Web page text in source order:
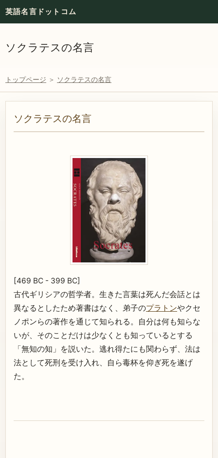
英語名言ドットコム
ソクラテスの名言
トップページ ＞ ソクラテスの名言
ソクラテスの名言
[469 BC - 399 BC]
古代ギリシアの哲学者。生きた言葉は死んだ会話とは
異なるとしたため著書はなく、弟子のプラトンやクセ
ノポンらの著作を通じて知られる。自分は何も知らな
いが、そのことだけは少なくとも知っているとする
「無知の知」を説いた。逃れ得たにも関わらず、法は
法として死刑を受け入れ、自ら毒杯を仰ぎ死を遂げ
た。